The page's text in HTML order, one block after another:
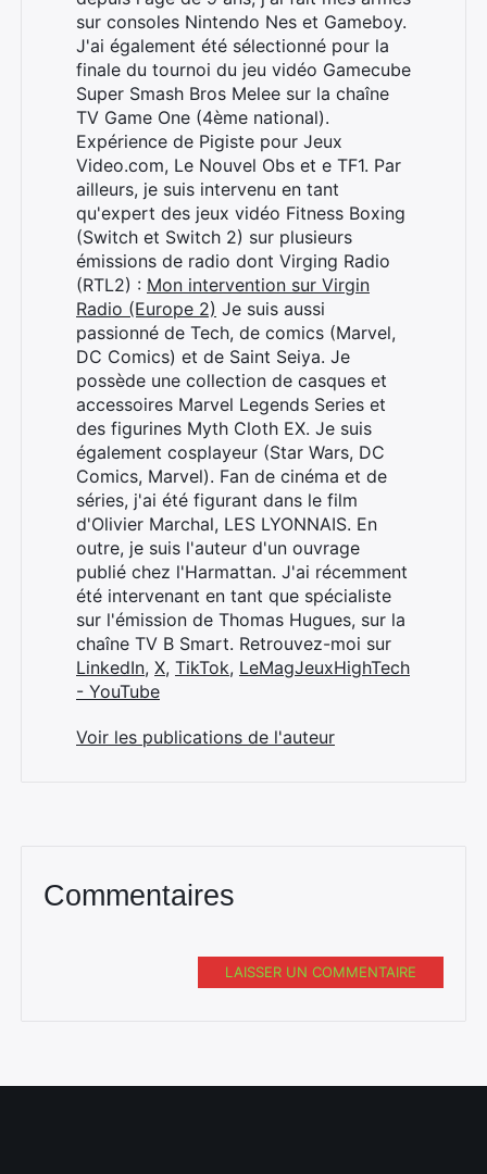
sur consoles Nintendo Nes et Gameboy.
J'ai également été sélectionné pour la
finale du tournoi du jeu vidéo Gamecube
Super Smash Bros Melee sur la chaîne
TV Game One (4ème national).
Expérience de Pigiste pour Jeux
Video.com, Le Nouvel Obs et e TF1. Par
ailleurs, je suis intervenu en tant
qu'expert des jeux vidéo Fitness Boxing
(Switch et Switch 2) sur plusieurs
émissions de radio dont Virging Radio
(RTL2) : Mon intervention sur Virgin
Radio (Europe 2) Je suis aussi
passionné de Tech, de comics (Marvel,
DC Comics) et de Saint Seiya. Je
possède une collection de casques et
accessoires Marvel Legends Series et
des figurines Myth Cloth EX. Je suis
également cosplayeur (Star Wars, DC
Comics, Marvel). Fan de cinéma et de
séries, j'ai été figurant dans le film
d'Olivier Marchal, LES LYONNAIS. En
outre, je suis l'auteur d'un ouvrage
publié chez l'Harmattan. J'ai récemment
été intervenant en tant que spécialiste
sur l'émission de Thomas Hugues, sur la
chaîne TV B Smart. Retrouvez-moi sur
LinkedIn, X, TikTok, LeMagJeuxHighTech
- YouTube
Voir les publications de l'auteur
Commentaires
LAISSER UN COMMENTAIRE
Rechercher
: